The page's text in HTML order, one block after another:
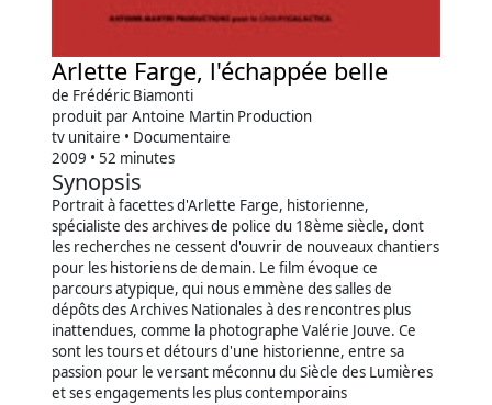
Arlette Farge, l'échappée belle
de Frédéric Biamonti
produit par Antoine Martin Production
tv unitaire • Documentaire
2009 • 52 minutes
Synopsis
Portrait à facettes d'Arlette Farge, historienne,
spécialiste des archives de police du 18ème siècle, dont
les recherches ne cessent d'ouvrir de nouveaux chantiers
pour les historiens de demain. Le film évoque ce
parcours atypique, qui nous emmène des salles de
dépôts des Archives Nationales à des rencontres plus
inattendues, comme la photographe Valérie Jouve. Ce
sont les tours et détours d'une historienne, entre sa
passion pour le versant méconnu du Siècle des Lumières
et ses engagements les plus contemporains